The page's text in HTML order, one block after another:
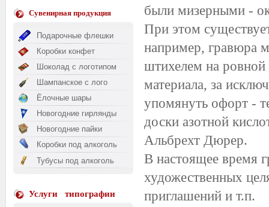
Сувенирная продукция
Подарочные флешки
Коробки конфет
Шоколад с логотипом
Шампанское с лого
Ёлочные шары
Новогодние гирлянды
Новогодние пайки
Коробки под алкоголь
Тубусы под алкоголь
Услуги типографии
были мизерными -
При этом
например, гравюра
штихелем на ровной
материала, за
упомянуть офорт -
доски азотной
Альбрехт Дюрер.
В настоящее время
художественных
приглашений и т.п.